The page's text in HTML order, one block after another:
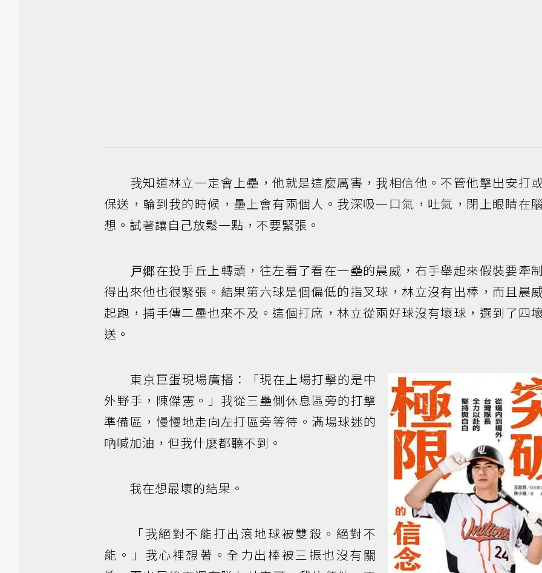
我知道林立一定會上壘，他就是這麼厲害，我相信他。不管他擊出安打
保送，輪到我的時候，壘上會有兩個人。我深吸一口氣，吐氣，閉上眼睛在
想。試著讓自己放鬆一點，不要緊張。
戸郷在投手丘上轉頭，往左看了看在一壘的晨威，右手舉起來假裝要牽
得出來他也很緊張。結果第六球是個偏低的指叉球，林立沒有出棒，而且晨
起跑，捕手傳二壘也來不及。這個打席，林立從兩好球沒有壞球，選到了四
送。
東京巨蛋現場廣播：「現在上場打擊的是中
外野手，陳傑憲。」我從三壘側休息區旁的打擊
準備區，慢慢地走向左打區旁等待。滿場球迷的
吶喊加油，但我什麼都聽不到。
我在想最壞的結果。
「我絕對不能打出滾地球被雙殺。絕對不
能。」我心裡想著。全力出棒被三振也沒有關